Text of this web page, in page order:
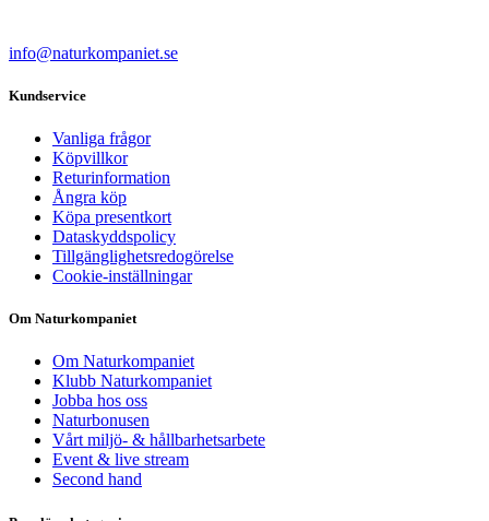
info@naturkompaniet.se
Kundservice
Vanliga frågor
Köpvillkor
Returinformation
Ångra köp
Köpa presentkort
Dataskyddspolicy
Tillgänglighetsredogörelse
Cookie-inställningar
Om Naturkompaniet
Om Naturkompaniet
Klubb Naturkompaniet
Jobba hos oss
Naturbonusen
Vårt miljö- & hållbarhetsarbete
Event & live stream
Second hand